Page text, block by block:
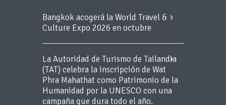
Bangkok acogerá la World Travel &
Culture Expo 2026 en octubre
La Autoridad de Turismo de Tailandia
(TAT) celebra la inscripción de Wat
Phra Mahathat como Patrimonio de la
Humanidad por la UNESCO con una
campaña que dura todo el año.